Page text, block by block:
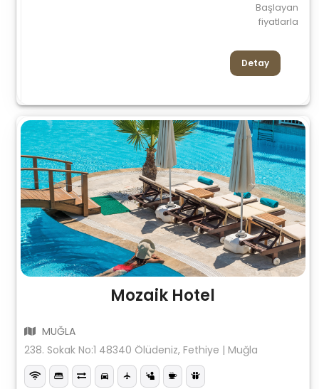
Başlayan
fiyatlarla
Detay
Mozaik Hotel
MUĞLA
238. Sokak No:1 48340 Ölüdeniz, Fethiye | Muğla